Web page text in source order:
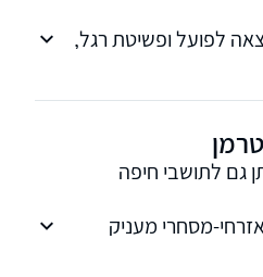
לפועל ופשיטת רגל,
גם לתושבי חיפה
מסחרי מעניק